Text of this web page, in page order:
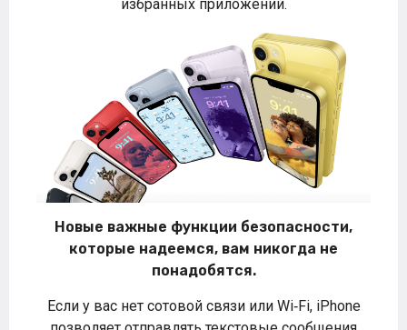
избранных приложений.
Новые важные функции безопасности,
которые надеемся, вам никогда не
понадобятся.
Если у вас нет сотовой связи или Wi‑Fi, iPhone